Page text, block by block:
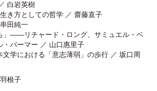
白岩英樹
き方としての哲学 ／ 齋藤直子
田純一
」――リチャード・ロング、サミュエル・ベ
・パーマー ／ 山口惠里子
学における「意志薄弱」の歩行 ／ 坂口周
根子